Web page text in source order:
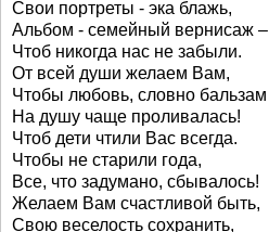
Свои портреты - эка блажь,
Альбом - семейный вернисаж –
Чтоб никогда нас не забыли.
От всей души желаем Вам,
Чтобы любовь, словно бальзам
На душу чаще проливалась!
Чтоб дети чтили Вас всегда.
Чтобы не старили года,
Все, что задумано, сбывалось!
Желаем Вам счастливой быть,
Свою веселость сохранить,